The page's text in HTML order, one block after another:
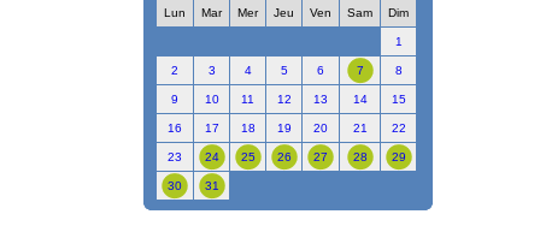
Lun Mar Mer Jeu Ven Sam Dim
1
2 3 4 5 6 7 8
9 10 11 12 13 14 15
16 17 18 19 20 21 22
23 24 25 26 27 28 29
30 31